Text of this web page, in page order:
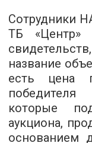
Сотрудники
ТБ «Центр»
название
есть цена
которые
аукциона,
основанием